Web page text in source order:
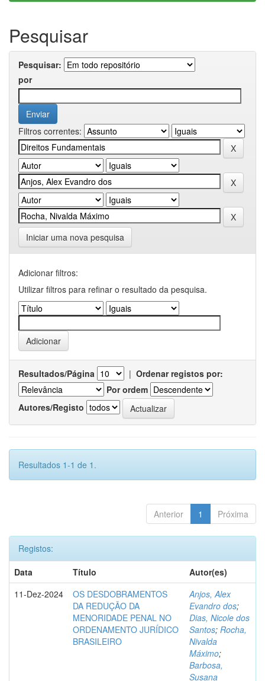
Pesquisar
Pesquisar:
por
Filtros correntes:
Iniciar uma nova pesquisa
Adicionar filtros:
Utilizar filtros para refinar o resultado da pesquisa.
Resultados/Página | Ordenar registos por:
Por ordem
Autores/Registo
Resultados 1-1 de 1.
Anterior 1 Próxima
Registos:
Data
Título
Autor(es)
11-Dez-2024
OS DESDOBRAMENTOS
DA REDUÇÃO DA
MENORIDADE PENAL NO
ORDENAMENTO JURÍDICO
BRASILEIRO
Anjos, Alex
Evandro dos;
Dias, Nicole dos
Santos; Rocha,
Nivalda
Máximo;
Barbosa,
Susana